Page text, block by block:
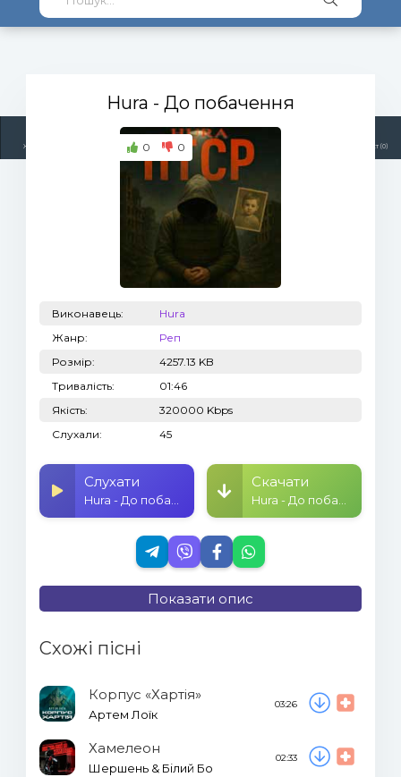
Жанри Топ 100 Тренди Плейлист (0)
Hura - До побачення
0 0
Виконавець:
Hura
Жанр:
Реп
Розмір:
4257.13 KB
Тривалість:
01:46
Якість:
320000 Kbps
Слухали:
45
Слухати Скачати
Показати опис
Схожі пісні
Корпус «Хартія»
Артем Лоїк
03:26
Хамелеон
Шершень & Білий Бо
02:33